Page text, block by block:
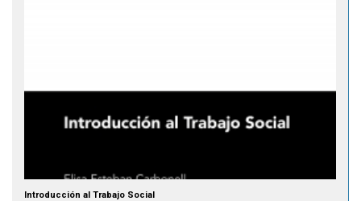
Introducción al Trabajo Social